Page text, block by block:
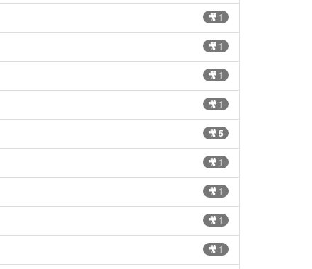
🎥 1
🎥 1
🎥 1
🎥 1
🎥 5
🎥 1
🎥 1
🎥 1
🎥 1